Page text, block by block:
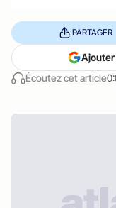
Écoutez cet article
PARTAGER